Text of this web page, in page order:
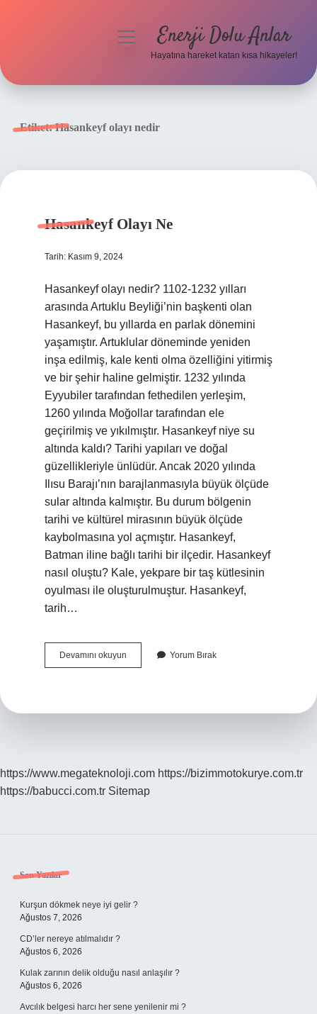
menüyüEnerji Dolu Anlar
Hayatına hareket katan kısa hikayeler!
Etiket:Hasankeyf olayı nedir
Hasankeyf Olayı Ne
Tarih: Kasım 9, 2024
Hasankeyf olayı nedir? 1102-1232 yılları
arasında Artuklu Beyliği’nin başkenti olan
Hasankeyf, bu yıllarda en parlak dönemini
yaşamıştır. Artuklular döneminde yeniden
inşa edilmiş, kale kenti olma özelliğini yitirmiş
ve bir şehir haline gelmiştir. 1232 yılında
Eyyubiler tarafından fethedilen yerleşim,
1260 yılında Moğollar tarafından ele
geçirilmiş ve yıkılmıştır. Hasankeyf niye su
altında kaldı? Tarihi yapıları ve doğal
güzellikleriyle ünlüdür. Ancak 2020 yılında
Ilısu Barajı’nın barajlanmasıyla büyük ölçüde
sular altında kalmıştır. Bu durum bölgenin
tarihi ve kültürel mirasının büyük ölçüde
kaybolmasına yol açmıştır. Hasankeyf,
Batman iline bağlı tarihi bir ilçedir. Hasankeyf
nasıl oluştu? Kale, yekpare bir taş kütlesinin
oyulması ile oluşturulmuştur. Hasankeyf,
tarih…
Devamını okuyun Hasankeyf
Olayı
Yorum Bırak
https://www.megateknoloji.com https://bizimmotokurye.com.tr
https://babucci.com.tr Sitemap
Sidebar
Son Yazılar
Kurşun dökmek neye iyi gelir ?
Ağustos 7, 2026
CD’ler nereye atılmalıdır ?
Ağustos 6, 2026
Kulak zarının delik olduğu nasıl anlaşılır ?
Ağustos 6, 2026
Avcılık belgesi harcı her sene yenilenir mi ?